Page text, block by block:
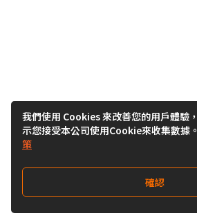
我們使用 Cookies 來改善您的用戶體驗
示您接受本公司使用Cookie來收集數據。
策
確認